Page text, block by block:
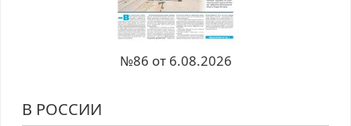
№86 от 6.08.2026
В РОССИИ